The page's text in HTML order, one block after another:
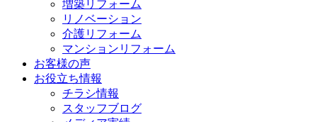
増築リフォーム
リノベーション
介護リフォーム
マンションリフォーム
お客様の声
お役立ち情報
チラシ情報
スタッフブログ